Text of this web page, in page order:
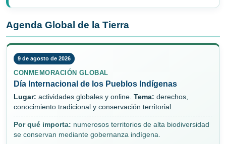
Agenda Global de la Tierra
9 de agosto de 2026
CONMEMORACIÓN GLOBAL
Día Internacional de los Pueblos Indígenas
Lugar: actividades globales y online. Tema: derechos,
conocimiento tradicional y conservación territorial.
Por qué importa: numerosos territorios de alta biodiversidad
se conservan mediante gobernanza indígena.